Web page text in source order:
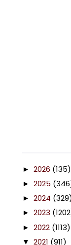
► 2026 (135)
► 2025
► 2024 (329)
► 2023
► 2022 (1113)
▼ 2021 (911)